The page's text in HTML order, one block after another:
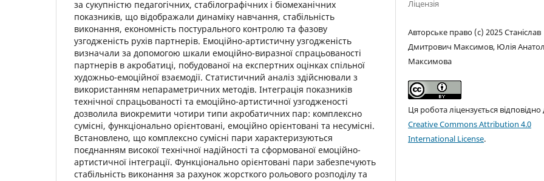
за сукупністю педагогічних, стабілографічних і біомеханічних
показників, що відображали динаміку навчання, стабільність
виконання, економність постурального контролю та фазову
узгодженість рухів партнерів. Емоційно-артистичну узгодженість
визначали за допомогою шкали емоційно-виразної спрацьованості
партнерів в акробатиці, побудованої на експертних оцінках спільної
художньо-емоційної взаємодії. Статистичний аналіз здійснювали з
використанням непараметричних методів. Інтеграція показників
технічної спрацьованості та емоційно-артистичної узгодженості
дозволила виокремити чотири типи акробатичних пар: комплексно
сумісні, функціонально орієнтовані, емоційно орієнтовані та несумісні.
Встановлено, що комплексно сумісні пари характеризуються
поєднанням високої технічної надійності та сформованої емоційно-
артистичної інтеграції. Функціонально орієнтовані пари забезпечують
стабільність виконання за рахунок жорсткого рольового розподілу та
Ліцензія
Авторське право (c) 2025 Станіслав
Дмитрович Максимов, Юлія
Максимова
Ця робота ліцензується відповідно
Creative Commons Attribution 4.0
International License.